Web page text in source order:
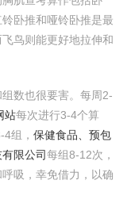
卧推和哑铃卧推是最
鸟则能更好地拉伸和
数也很要害。每周2-
站每次进行3-4个算
组， 保健食品、预包
限公司每组8-12次，
吸，幸免借力，以确